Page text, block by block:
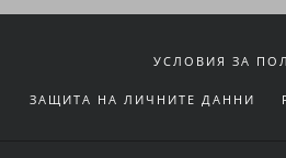
УСЛОВИЯ ЗА
ЗАЩИТА НА ЛИЧНИТЕ ДАННИ